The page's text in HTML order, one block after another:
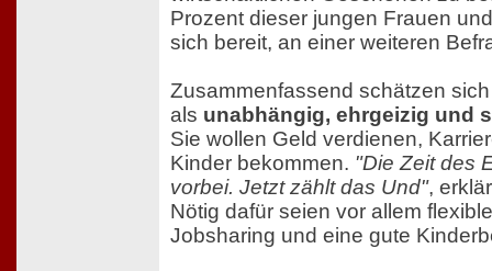
Prozent dieser jungen Frauen
sich bereit, an einer weiteren
Zusammenfassend schätzen
als unabhängig, ehrgeizig und
Sie wollen Geld verdienen,
Kinder bekommen. "Die Zeit des
vorbei. Jetzt zählt das Und",
Nötig dafür seien vor allem
Jobsharing und eine gute